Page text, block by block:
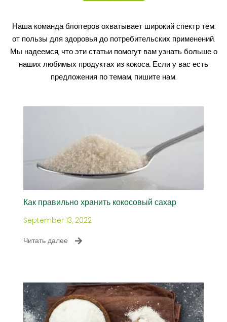
Наша команда блоггеров охватывает широкий спектр тем:
от пользы для здоровья до потребительских применений.
Мы надеемся, что эти статьи помогут вам узнать больше о
наших любимых продуктах из кокоса. Если у вас есть
предложения по темам, пишите нам.
Как правильно хранить кокосовый сахар
September 13, 2022
Читать далее